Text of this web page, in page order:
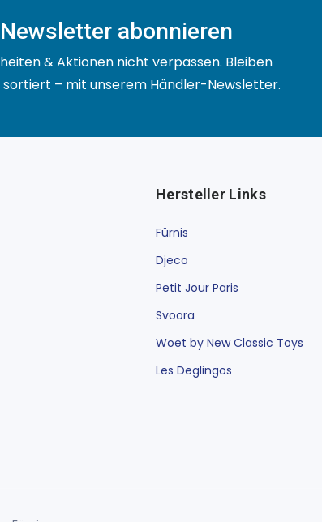
abonnieren
& Aktionen nicht verpassen. Bleiben
sortiert – mit unserem Händler-Newsletter.
Hersteller Links
Fürnis
Djeco
Petit Jour Paris
Svoora
Woet by New Classic Toys
Les Deglingos